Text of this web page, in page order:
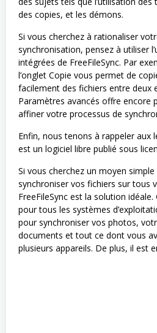
des copies, et les démons.
Si vous cherchez à rationaliser
synchronisation, pensez à utiliser
intégrées de FreeFileSync. Par
l’onglet Copie vous permet de
facilement des fichiers entre deux
Paramètres avancés offre encore
affiner votre processus de
Enfin, nous tenons à rappeler aux
est un logiciel libre publié sous
Si vous cherchez un moyen
synchroniser vos fichiers sur tous
FreeFileSync est la solution
pour tous les systèmes
pour synchroniser vos photos,
documents et tout ce dont vous
plusieurs appareils. De plus, il est